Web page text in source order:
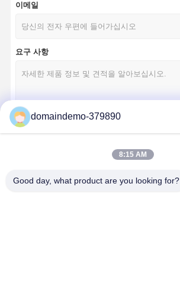
이메일
요구 사항
domaindemo-379890
8:15 AM
Good day, what product are you looking for?